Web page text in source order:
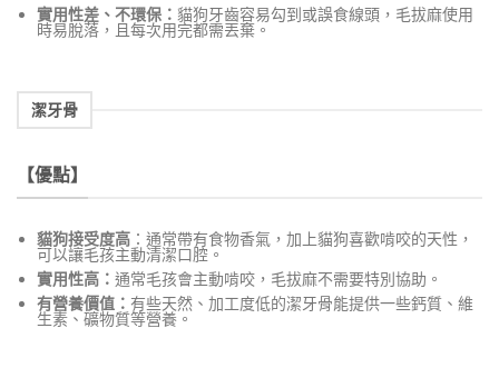
實用性差、不環保： 貓狗牙齒容易勾到或誤食線頭，毛拔麻使用
時易脫落，且每次用完都需丟棄。
潔牙骨
【優點】
貓狗接受度高 ：通常帶有食物香氣，加上貓狗喜歡啃咬的天性，
可以讓毛孩主動清潔口腔。
實用性高：通常毛孩會主動啃咬，毛拔麻不需要特別協助。
有營養價值： 有些天然、加工度低的潔牙骨能提供一些鈣質、維
生素、礦物質等營養。